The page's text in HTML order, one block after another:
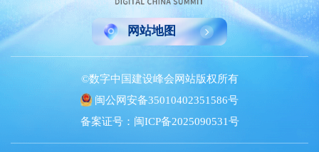
网站地图
©数字中国建设峰会网站版权所有
闽公网安备35010402351586号
备案证号：闽ICP备2025090531号